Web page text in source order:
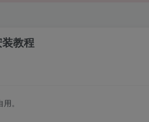
教程
。